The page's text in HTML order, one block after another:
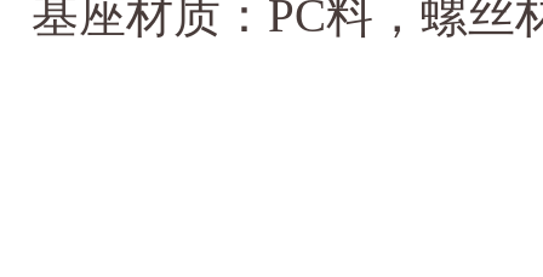
基座材质：PC料，螺丝